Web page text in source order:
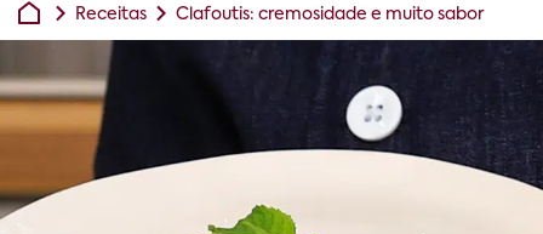
Receitas Clafoutis: cremosidade e muito sabor